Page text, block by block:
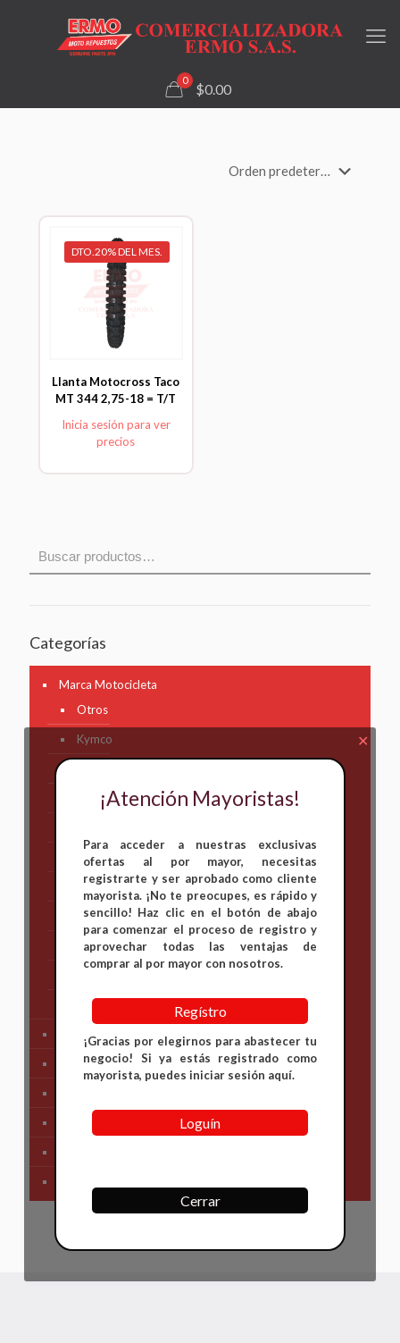
0
$0.00
DTO.20% DEL MES.
Llanta Motocross Taco
MT 344 2,75-18 = T/T
Inicia sesión para ver
precios
Categorías
Marca Motocicleta
Otros
Kymco
Honda
KAWASAKI
KTM
Suzuki
Yamaha
Tren Delantero
Partes de Motor
✕
¡Atención Mayoristas!
Para acceder a nuestras exclusivas
ofertas al por mayor, necesitas
registrarte y ser aprobado como cliente
mayorista. ¡No te preocupes, es rápido y
sencillo! Haz clic en el botón de abajo
para comenzar el proceso de registro y
aprovechar todas las ventajas de
comprar al por mayor con nosotros.
Regístro
¡Gracias por elegirnos para abastecer tu
negocio! Si ya estás registrado como
mayorista, puedes iniciar sesión aquí.
Loguín
Cerrar